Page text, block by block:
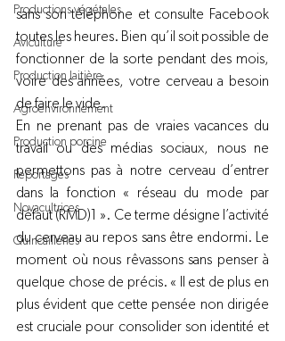
Productions végétales
Aviculture
Production laitière
Agroenvironnement
Production porcine
Reportages
Novacultrices
Quincailleries
sans son téléphone et consulte Facebook
toutes les heures. Bien qu’il soit possible de
fonctionner de la sorte pendant des mois,
voire des années, votre cerveau a besoin
de faire le vide.
En ne prenant pas de vraies vacances du
travail ou des médias sociaux, nous ne
permettons pas à notre cerveau d’entrer
dans la fonction « réseau du mode par
défaut (RMD)
». Ce terme désigne l’activité
du cerveau au repos sans être endormi. Le
moment où nous rêvassons sans penser à
quelque chose de précis. « Il est de plus en
plus évident que cette pensée non dirigée
est cruciale pour consolider son identité et